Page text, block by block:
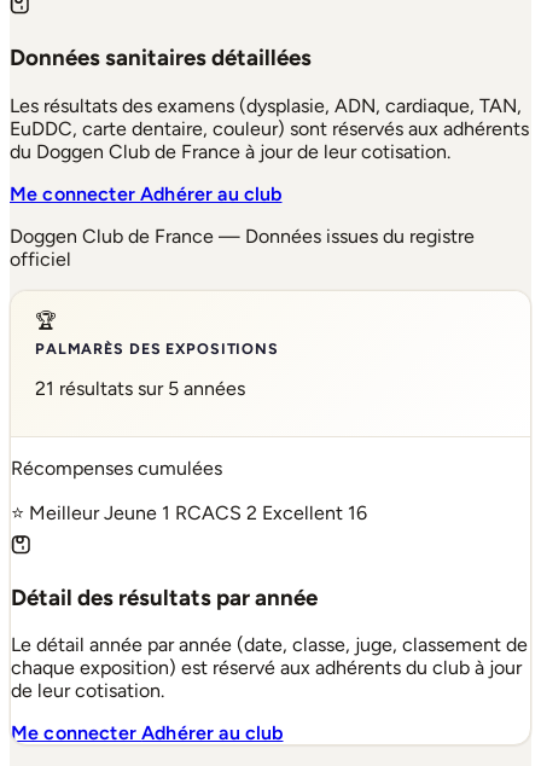
Données sanitaires détaillées
Les résultats des examens (dysplasie, ADN, cardiaque, TAN,
EuDDC, carte dentaire, couleur) sont réservés aux adhérents
du Doggen Club de France à jour de leur cotisation.
Me connecterAdhérer au club
Doggen Club de France — Données issues du registre
officiel
🏆
PALMARÈS DES EXPOSITIONS
21 résultats sur 5 années
Récompenses cumulées
⭐ Meilleur Jeune 1 RCACS 2 Excellent 16
Détail des résultats par année
Le détail année par année (date, classe, juge, classement de
chaque exposition) est réservé aux adhérents du club à jour
de leur cotisation.
Me connecterAdhérer au club